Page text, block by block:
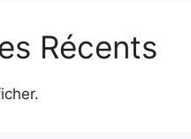
Récents